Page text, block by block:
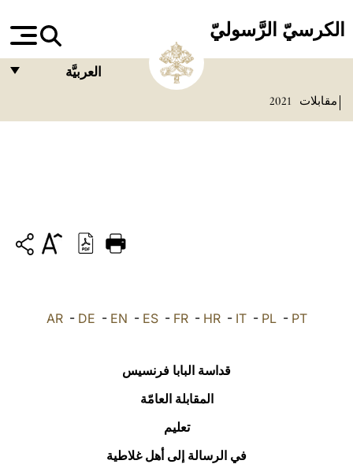
الكرسيّ الرَّسوليّ
العربيَّة
DEUTSCH
العربيّة
مقابلات 2021
AR- DE - EN - ES- FR- HR- IT- PL- PT
قداسة البابا فرنسيس
المقابلة العامّة
تعليم
في الرسالة إلى أهل غلاطية